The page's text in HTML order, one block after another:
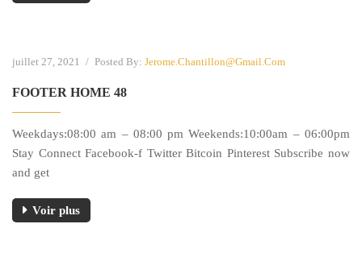
juillet 27, 2021 / Posted By: Jerome.chantillon@gmail.com
FOOTER HOME 48
Weekdays:08:00 am – 08:00 pm Weekends:10:00am – 06:00pm
Stay Connect Facebook-f Twitter Bitcoin Pinterest Subscribe now
and get
Voir plus